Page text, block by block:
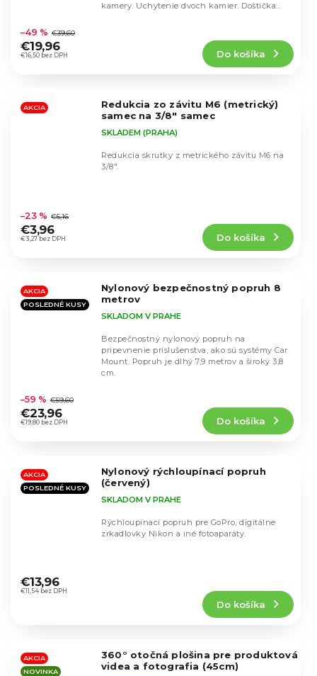
hodnotenie
produktu
je
hviezdičiek.
€16,50 bez DPH
–49 % €39,60
€19,96
Do košíka
kamery. Uchytenie dvoch kamier. Doštička...
AKCIA
Redukcia zo závitu M6 (metrický)
samec na 3/8" samec
hodnotenie
produktu
je
hviezdičiek.
SKLADEM (PRAHA)
€3,27 bez DPH
–23 % €5,16
€3,96
Do košíka
Redukcia skrutky z metrického závitu M6 na
3/8".
AKCIA
POSLEDNÉ KUSY
Nylonový bezpečnostný popruh 8
metrov
hodnotenie
produktu
je
hviezdičiek.
SKLADOM V PRAHE
€19,80 bez DPH
–59 % €59,60
€23,96
Do košíka
Bezpečnostný nylonový popruh na
pripevnenie príslušenstva, ako sú systémy Car
Mount. Popruh je dlhý 7,9 metrov a široký 3,8
cm.
AKCIA
POSLEDNÉ KUSY
Nylonový rýchloupínací popruh
(červený)
hodnotenie
produktu
hviezdičiek.
SKLADOM V PRAHE
€11,54 bez DPH
€13,96
Do košíka
Rýchloupínací popruh pre GoPro, digitálne
zrkadlovky Nikon a iné fotoaparáty.
AKCIA
NOVINKA
360° otočná plošina pre produktová
videa a fotografia (45cm)